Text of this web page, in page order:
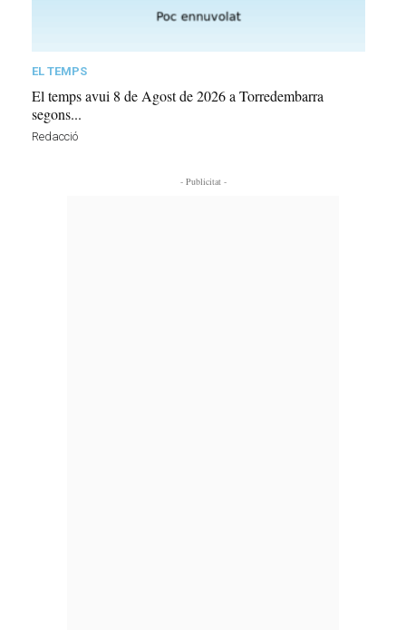
EL TEMPS
El temps avui 8 de Agost de 2026 a Torredembarra
segons...
Redacció
- Publicitat -